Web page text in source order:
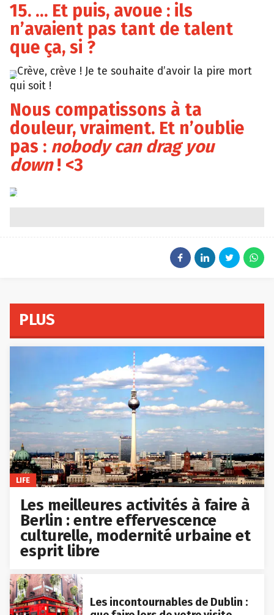
15. … Et puis, avoue : ils
n’avaient pas tant de talent
que ça, si ?
Tumblr
Crève, crève ! Je te souhaite d’avoir la pire mort
qui soit !
Nous compatissons à ta
douleur, vraiment. Et n’oublie
pas : nobody can drag you
down! <3
Giphy
PLUS
LIFE
Les meilleures activités à faire à
Berlin : entre effervescence
culturelle, modernité urbaine et
esprit libre
Les incontournables de Dublin :